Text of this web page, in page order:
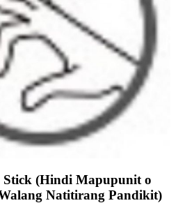
(Hindi Mapupunit o
Natitirang Pandikit)